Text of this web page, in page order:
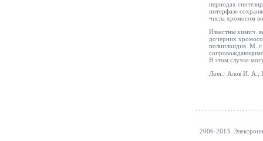
периодах
интерфазе
числа хромосом
Известны химич.
дочерних
полиплоидия. М.
В этом случае
Лит.: Алов И. А.,
2006-2013.